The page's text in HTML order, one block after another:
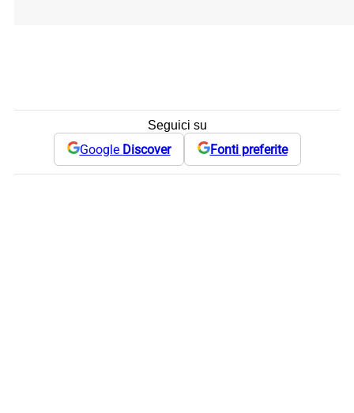
Seguici su
Google Discover Fonti preferite